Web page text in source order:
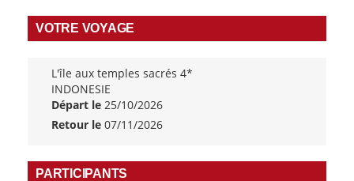
VOTRE VOYAGE
L'île aux temples sacrés 4*
INDONESIE
Départ le 25/10/2026
Retour le 07/11/2026
PARTICIPANTS